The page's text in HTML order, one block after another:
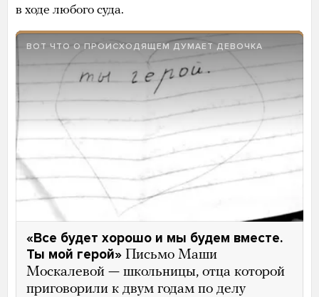
в ходе любого суда.
ВОТ ЧТО О ПРОИСХОДЯЩЕМ ДУМАЕТ ДЕВОЧКА
«Все будет хорошо и мы будем вместе.
Ты мой герой» Письмо Маши
Москалевой — школьницы, отца которой
приговорили к двум годам по делу